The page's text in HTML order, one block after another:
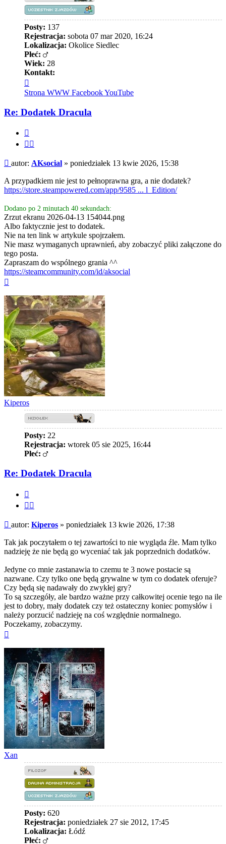
Posty: 137
Rejestracja: sobota 07 mar 2020, 16:24
Lokalizacja: Okolice Siedlec
Płeć:
Wiek: 28
Kontakt:
się
z
AKsocial
Strona WWW FacebookYouTube
Re: Dodatek Dracula
Post
autor: AKsocial » poniedziałek 13 kwie 2026, 15:38
A przypadkiem nie jest to pełnoprawna gra, a nie dodatek?
https://store.steampowered.com/app/9585 ... l_Edition/
Dodano po 2 minutach 40 sekundach:
Zrzut ekranu 2026-04-13 154044.png
Albo faktycznie jest to dodatek.
Nie na ten link w artykule spojrzałem.
Nie masz wymaganych uprawnień, aby zobaczyć pliki załączone do
tego posta.
Zapraszam do wspólnego grania ^^
https://steamcommunity.com/id/aksocial
Kiperos
Posty: 22
Rejestracja: wtorek 05 sie 2025, 16:44
Płeć:
Re: Dodatek Dracula
Post
autor: Kiperos » poniedziałek 13 kwie 2026, 17:38
Tak jak poczytałem o tej zawartości to nie wygląda źle. Mam tylko
nadzieję że nie będą go wyceniać tak jak poprzednich dodatków.
Jedyne co mnie zastanawia to czemu te 3 nowe postacie są
nazwane. Czy tylko one będą grywalne w tym co dodatek oferuje?
Czy będą się nadawały do zwykłej gry?
To są szczegóły, ale bardzo ważne przy całkowitej ocenie tego na ile
jest to dobry, mały dodatek czy też ostateczny koniec pomysłów i
należy porzucić nadzieję na coś względnie normalnego.
Poczekamy, zobaczymy.
Xan
Posty: 620
Rejestracja: poniedziałek 27 sie 2012, 17:45
Lokalizacja: Łódź
Płeć: